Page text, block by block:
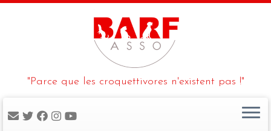
"Parce que les croquettivores n'existent pas !"